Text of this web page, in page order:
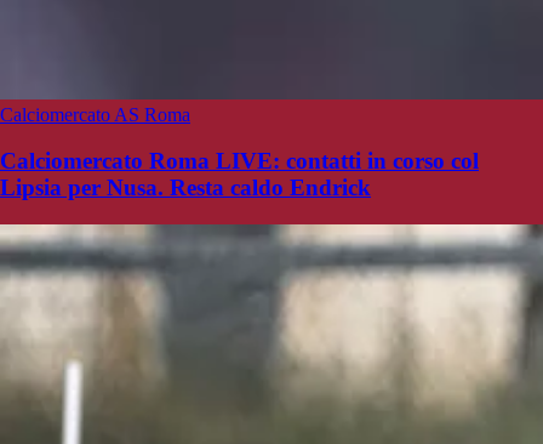
Calciomercato AS Roma
Calciomercato Roma LIVE: contatti in corso col
Lipsia per Nusa. Resta caldo Endrick